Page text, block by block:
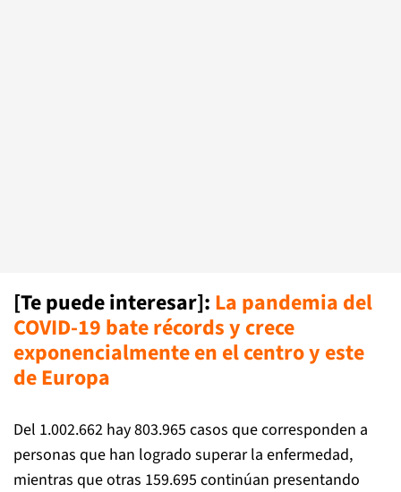
[Te puede interesar]: La pandemia del
COVID-19 bate récords y crece
exponencialmente en el centro y este
de Europa
Del 1.002.662 hay 803.965 casos que corresponden a
personas que han logrado superar la enfermedad,
mientras que otras 159.695 continúan presentando